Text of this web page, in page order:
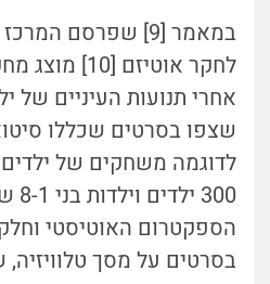
במאמר [9] שפרסם
לחקר אוטיזם
אחרי תנועות העיניים של
שצפו בסרטים שכללו
לדוגמה משחקים של
הספקטרום האוטיסטי
בסרטים על מסך